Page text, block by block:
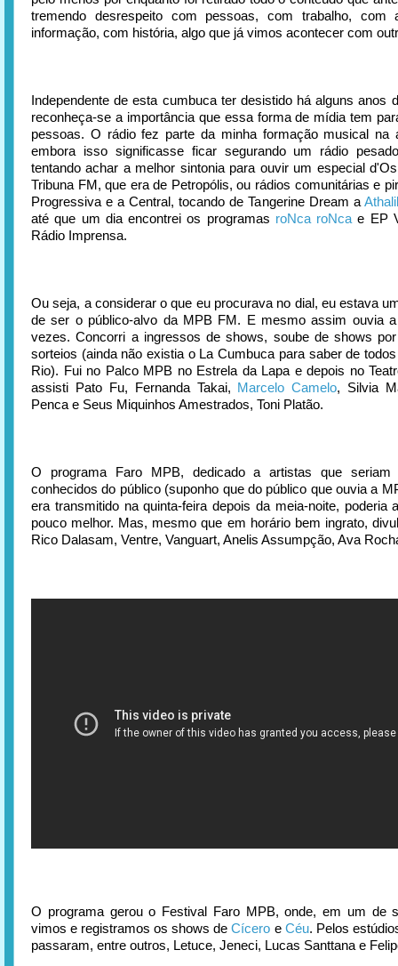
tremendo desrespeito com pessoas, com trabalho, com
informação, com história, algo que já vimos acontecer com
Independente de esta cumbuca ter desistido há alguns anos
reconheça-se a importância que essa forma de mídia tem
pessoas. O rádio fez parte da minha formação musical na
embora isso significasse ficar segurando um rádio
tentando achar a melhor sintonia para ouvir um especial
Tribuna FM, que era de Petropólis, ou rádios comunitárias e
Progressiva e a Central, tocando de Tangerine Dream a
até que um dia encontrei os programas roNca roNca e EP
Rádio Imprensa.
Ou seja, a considerar o que eu procurava no dial, eu estava
de ser o público-alvo da MPB FM. E mesmo assim ouvia
vezes. Concorri a ingressos de shows, soube de shows
sorteios (ainda não existia o La Cumbuca para saber de
Rio). Fui no Palco MPB no Estrela da Lapa e depois no
assisti Pato Fu, Fernanda Takai, Marcelo Camelo, Silvia
Penca e Seus Miquinhos Amestrados, Toni Platão.
O programa Faro MPB, dedicado a artistas que seriam
conhecidos do público (suponho que do público que ouvia a
era transmitido na quinta-feira depois da meia-noite, poderia
pouco melhor. Mas, mesmo que em horário bem ingrato,
Rico Dalasam, Ventre, Vanguart, Anelis Assumpção, Ava
O programa gerou o Festival Faro MPB, onde, em um de
vimos e registramos os shows deCícero e Céu. Pelos
passaram, entre outros, Letuce, Jeneci, Lucas Santtana e